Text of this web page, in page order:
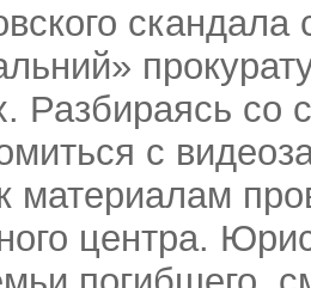
Разбираясь со
с
материалам
центра.